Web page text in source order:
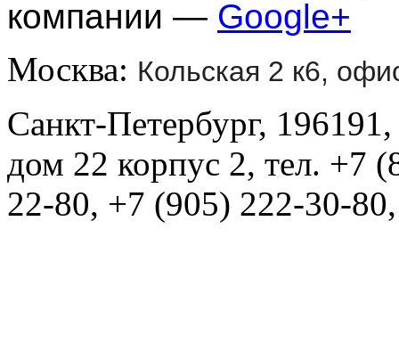
компании — Google+
Москва: Кольская 2 к6,
Санкт-Петербург,
дом 22 корпус 2, тел. +7
22-80, +7 (905) 222-30-